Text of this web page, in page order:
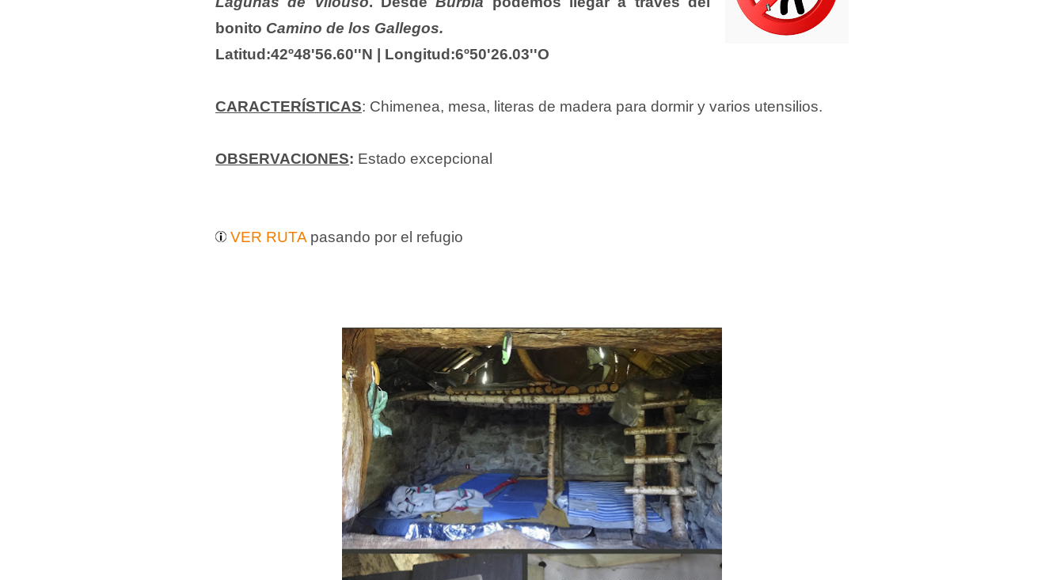
bonito Camino de los Gallegos.
Latitud:42º48'56.60''N | Longitud:6º50'26.03''O
CARACTERÍSTICAS: Chimenea, mesa, literas de madera para dormir y varios utensilios.
OBSERVACIONES: Estado excepcional
VER RUTApasando por el refugio